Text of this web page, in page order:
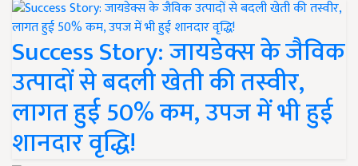
Success Story: जायडेक्स के जैविक
उत्पादों से बदली खेती की तस्वीर,
लागत हुई 50% कम, उपज में भी हुई
शानदार वृद्धि!